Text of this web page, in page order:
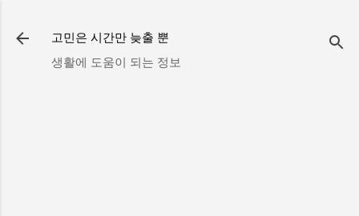
고민은 시간만 늦출 뿐
생활에 도움이 되는 정보